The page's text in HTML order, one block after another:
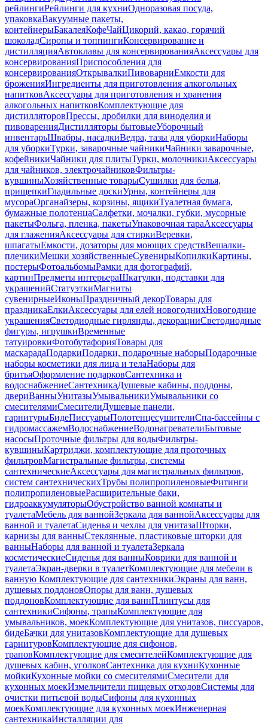
рейлингиРейлинги для кухниОдноразовая посуда,
упаковкаВакуумные пакеты,
контейнерыБакалеяКофеЧайЦикорий, какао, горячий
шоколадСиропы и топпингиКонсервирование и
дистилляцияАвтоклавы для консервированияАксессуары для
консервированияПриспособления для
консервированияОткрывалкиПивоварниЕмкости для
броженияИнгредиенты для приготовления алкогольных
напитковАксессуары для приготовления и хранения
алкогольных напитковКомплектующие для
дистилляторовПрессы, дробилки для виноделия и
пивоваренияДистилляторы бытовыеУборочный
инвентарьШвабры, насадкиВедра, тазы для уборкиНаборы
для уборкиТурки, заварочные чайникиЧайники заварочные,
кофейникиЧайники для плитыТурки, молочникиАксессуары
для чайников, электрочайниковФильтры-
кувшиныХозяйственные товарыСушилки для белья,
прищепкиГладильные доскиУрны, контейнеры для
мусораОрганайзеры, корзины, ящикиТуалетная бумага,
бумажные полотенцаСалфетки, мочалки, губки, мусорные
пакетыФольга, пленка, пакетыУпаковочная тараАксессуары
для глаженияАксессуары для стиркиВеревки,
шпагатыЕмкости, дозаторы для моющих средствВешалки-
плечикиМешки хозяйственныеСувенирыКопилкиКартины,
постерыФотоальбомыРамки для фотографий,
картинПредметы интерьераШкатулки, подставки для
украшенийСтатуэткиМагниты
сувенирныеИконыПраздничный декорТовары для
праздникаЕлкиАксессуары для елей новогоднихНовогодние
украшенияСветодиодные гирлянды, декорацииСветодиодные
фигуры, игрушкиВременные
татуировкиФотобутафорияТовары для
маскарадаПодаркиПодарки, подарочные наборыПодарочные
наборы косметики для лица и телаНаборы для
бритьяОформление подарковСантехника и
водоснабжениеСантехникаДушевые кабины, поддоны,
двериВанныУнитазыУмывальникиУмывальники со
смесителямиСмесителиДушевые панели,
гарнитурыБидеПиссуарыПолотенцесушителиСпа-бассейны с
гидромассажемВодоснабжениеВодонагревателиБытовые
насосыПроточные фильтры для водыФильтры-
кувшиныКартриджи, комплектующие для проточных
фильтровМагистральные фильтры, системы
сантехническиеАксессуары для магистральных фильтров,
систем сантехническихТрубы полипропиленовыеФитинги
полипропиленовыеРасширительные баки,
гидроаккумуляторыОбустройство ванной комнаты и
туалетаМебель для ваннойЗеркала для ваннойАксессуары для
ванной и туалетаСиденья и чехлы для унитазаШторки,
карнизы для ванныСтеклянные, пластиковые шторки для
ванныНаборы для ванной и туалетаЗеркала
косметическиеСиденья для ванныКоврики для ванной и
туалетаЭкран-дверки в туалетКомплектующие для мебели в
ванную Комплектующие для сантехникиЭкраны для ванн,
душевых поддоновОпоры для ванн, душевых
поддоновКомплектующие для ваннПлинтусы для
сантехникиСифоны, трапыКомплектующие для
умывальников, моекКомплектующие для унитазов, писсуаров,
бидеБачки для унитазовКомплектующие для душевых
гарнитуровКомплектующие для сифонов,
траповКомплектующие для смесителейКомплектующие для
душевых кабин, уголковСантехника для кухниКухонные
мойкиКухонные мойки со смесителямиСмесители для
кухонных моекИзмельчители пищевых отходовСистемы для
очистки питьевой водыСифоны для кухонных
моекКомплектующие для кухонных моекИнженерная
сантехникаИнсталляции для